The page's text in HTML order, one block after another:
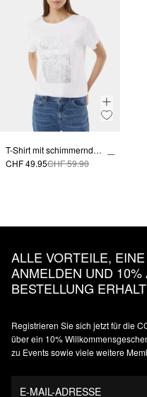
T-Shirt mit schimmerndem Artwork
CHF 49.95CHF 59.90
ALLE VORTEILE,
ANMELDEN UND 10%
BESTELLUNG
Registrieren Sie sich jetzt für die
über ein 10%
zu Events sowie viele weitere
E-MAIL-ADRESSE